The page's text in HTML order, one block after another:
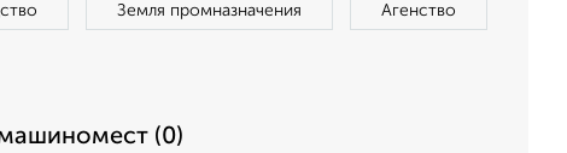
Земля промназначения Агенство
(0)